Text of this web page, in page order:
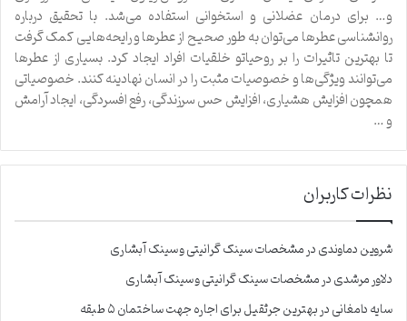
و… برای درمان عضلانی و استخوانی استفاده می‌شد. با تحقیق درباره
روانشناسی عطرها می‌توان به طور صحیح از عطرها و رایحه‌هایی کمک گرفت
تا بهترین تاثیرات را بر روحیاتو خلقیات افراد ایجاد کرد. بسیاری از عطرها
می‌توانند ویژگی‌ها و خصوصیات مثبت را در انسان نهادینه کنند. خصوصیاتی
همچون افزایش هشیاری، افزایش حس سرزندگی، رفع افسردگی، ایجاد آرامش
و …
نظرات کاربران
شروین دماوندیدرمشخصات سینک گرانیتی و سینک آبشاری
دلاور مرشدیدرمشخصات سینک گرانیتی و سینک آبشاری
سایه دامغانیدربهترین جرثقیل برای اجاره جهت ساختمان ۵ طبقه